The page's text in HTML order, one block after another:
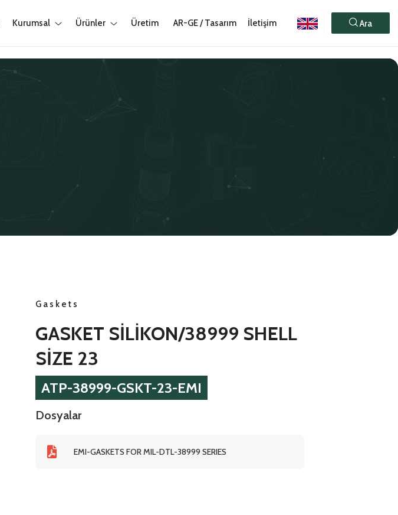
Kurumsal Ürünler Üretim AR-GE / Tasarım İletişim Ara
Gaskets
GASKET SİLİKON/38999 SHELL
SİZE 23
ATP-38999-GSKT-23-EMI
Dosyalar
EMI-GASKETS FOR MIL-DTL-38999 SERIES